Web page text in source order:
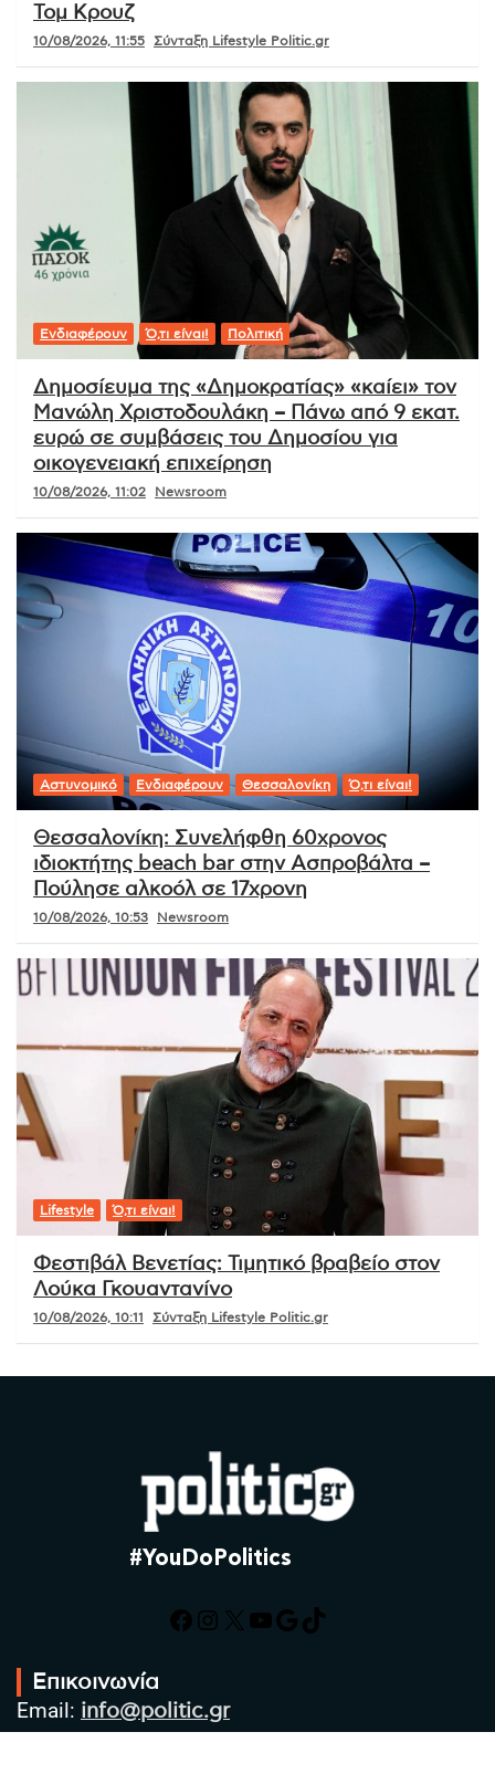
Τομ Κρουζ
10/08/2026, 11:55 Σύνταξη Lifestyle Politic.gr
Ενδιαφέρουν Ό,τι είναι! Πολιτική
Δημοσίευμα της «Δημοκρατίας» «καίει» τον
Μανώλη Χριστοδουλάκη – Πάνω από 9 εκατ.
ευρώ σε συμβάσεις του Δημοσίου για
οικογενειακή επιχείρηση
10/08/2026, 11:02 Newsroom
Αστυνομικό Ενδιαφέρουν Θεσσαλονίκη Ό,τι είναι!
Θεσσαλονίκη: Συνελήφθη 60χρονος
ιδιοκτήτης beach bar στην Ασπροβάλτα –
Πούλησε αλκοόλ σε 17χρονη
10/08/2026, 10:53 Newsroom
Lifestyle Ό,τι είναι!
Φεστιβάλ Βενετίας: Τιμητικό βραβείο στον
Λούκα Γκουαντανίνο
10/08/2026, 10:11 Σύνταξη Lifestyle Politic.gr
#YouDoPolitics
Facebook
Instagram
X YouTube
Google
TikTok
Επικοινωνία
Email: info@politic.gr
Τηλ: